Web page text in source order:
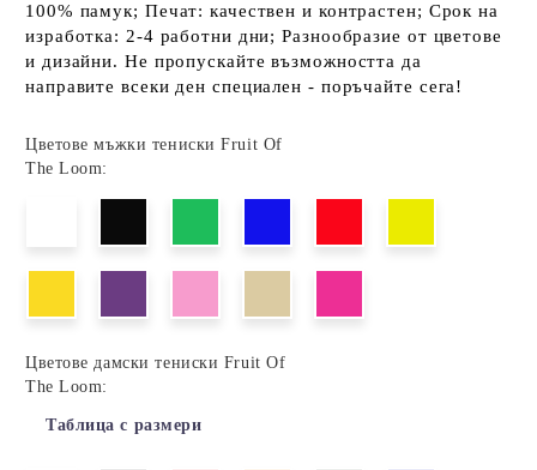
100% памук; Печат: качествен и контрастен; Срок на
изработка: 2-4 работни дни; Разнообразие от цветове
и дизайни. Не пропускайте възможността да
направите всеки ден специален - поръчайте сега!
Цветове мъжки тениски Fruit Of
The Loom:
Цветове дамски тениски Fruit Of
The Loom:
Таблица с размери